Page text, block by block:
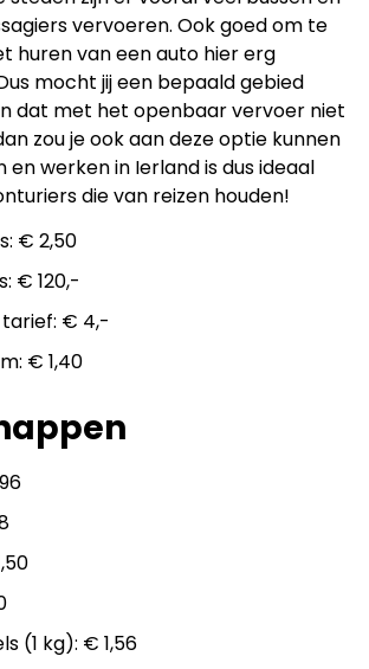
vervoeren. Ook goed om te
huren van een auto hier erg
mocht jij een bepaald gebied
dat met het openbaar vervoer niet
zou je ook aan deze optie kunnen
en werken in Ierland is dus ideaal
die van reizen houden!
€ 2,50
€ 120,-
€ 4,-
€ 1,40
(1 kg): € 1,56